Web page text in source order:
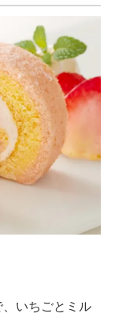
いちごとミル